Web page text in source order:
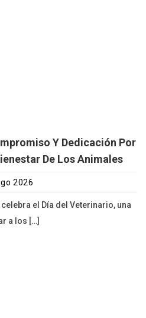
Y Dedicación Por
De Los Animales
2026
el Día del Veterinario, una
a los […]